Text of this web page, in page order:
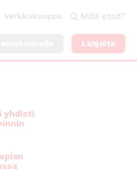
Verkkokauppa Mitä etsit?
Lahjoita
yhdisti